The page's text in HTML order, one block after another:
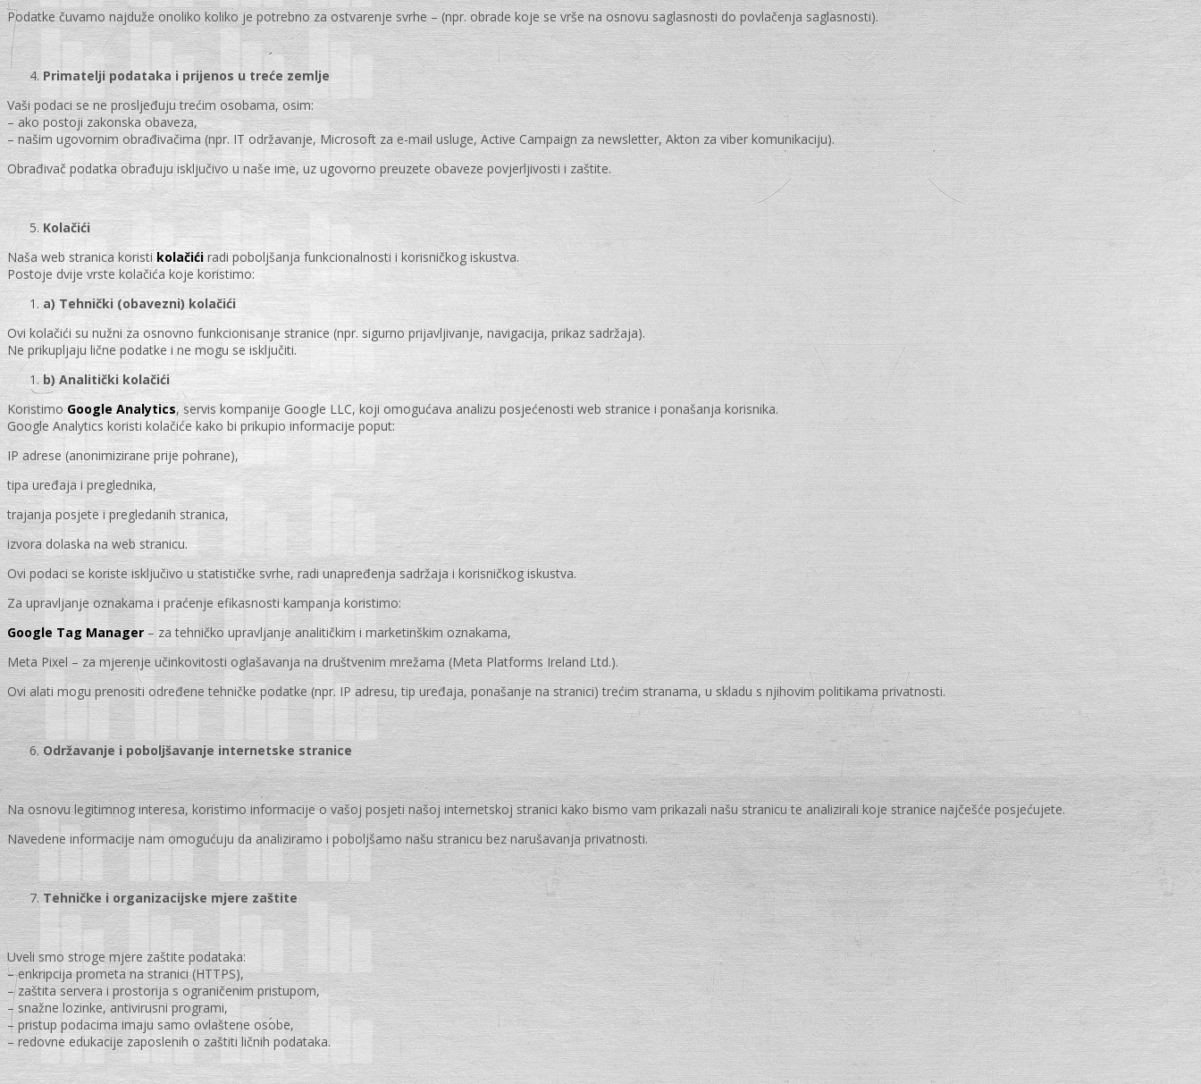
Podatke čuvamo najduže onoliko koliko je potrebno za ostvarenje svrhe – (npr. obrade koje se vrše na osnovu saglasnosti do povlačenja saglasnosti).
Primatelji podataka i prijenos u treće zemlje
Vaši podaci se ne prosljeđuju trećim osobama, osim:
– ako postoji zakonska obaveza,
– našim ugovornim obrađivačima (npr. IT održavanje, Microsoft za e-mail usluge, Active Campaign za newsletter, Akton za viber komunikaciju).
Obrađivač podatka obrađuju isključivo u naše ime, uz ugovorno preuzete obaveze povjerljivosti i zaštite.
Kolačići
Naša web stranica koristi kolačići radi poboljšanja funkcionalnosti i korisničkog iskustva.
Postoje dvije vrste kolačića koje koristimo:
a) Tehnički (obavezni) kolačići
Ovi kolačići su nužni za osnovno funkcionisanje stranice (npr. sigurno prijavljivanje, navigacija, prikaz sadržaja).
Ne prikupljaju lične podatke i ne mogu se isključiti.
b) Analitički kolačići
Koristimo Google Analytics, servis kompanije Google LLC, koji omogućava analizu posjećenosti web stranice i ponašanja korisnika.
Google Analytics koristi kolačiće kako bi prikupio informacije poput:
IP adrese (anonimizirane prije pohrane),
tipa uređaja i preglednika,
trajanja posjete i pregledanih stranica,
izvora dolaska na web stranicu.
Ovi podaci se koriste isključivo u statističke svrhe, radi unapređenja sadržaja i korisničkog iskustva.
Za upravljanje oznakama i praćenje efikasnosti kampanja koristimo:
Google Tag Manager – za tehničko upravljanje analitičkim i marketinškim oznakama,
Meta Pixel – za mjerenje učinkovitosti oglašavanja na društvenim mrežama (Meta Platforms Ireland Ltd.).
Ovi alati mogu prenositi određene tehničke podatke (npr. IP adresu, tip uređaja, ponašanje na stranici) trećim stranama, u skladu s njihovim politikama privatnosti.
Održavanje i poboljšavanje internetske stranice
Na osnovu legitimnog interesa, koristimo informacije o vašoj posjeti našoj internetskoj stranici kako bismo vam prikazali našu stranicu te analizirali koje stranice najčešće posjećujete.
Navedene informacije nam omogućuju da analiziramo i poboljšamo našu stranicu bez narušavanja privatnosti.
Tehničke i organizacijske mjere zaštite
Uveli smo stroge mjere zaštite podataka:
– enkripcija prometa na stranici (HTTPS),
– zaštita servera i prostorija s ograničenim pristupom,
– snažne lozinke, antivirusni programi,
– pristup podacima imaju samo ovlaštene osobe,
– redovne edukacije zaposlenih o zaštiti ličnih podataka.